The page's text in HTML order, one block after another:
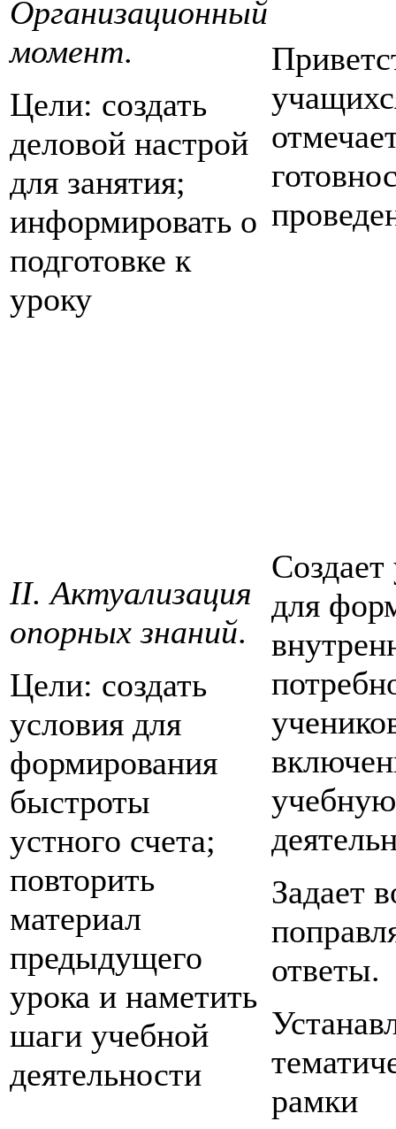
Организационный
момент.
Цели: создать
деловой настрой
для занятия;
информировать о
подготовке к
уроку
II. Актуализация
опорных знаний.
Цели: создать
условия для
формирования
быстроты
устного счета;
повторить
материал
предыдущего
урока и наметить
шаги учебной
деятельности
Создает
для
учебную
Задает
ответы.
рамки